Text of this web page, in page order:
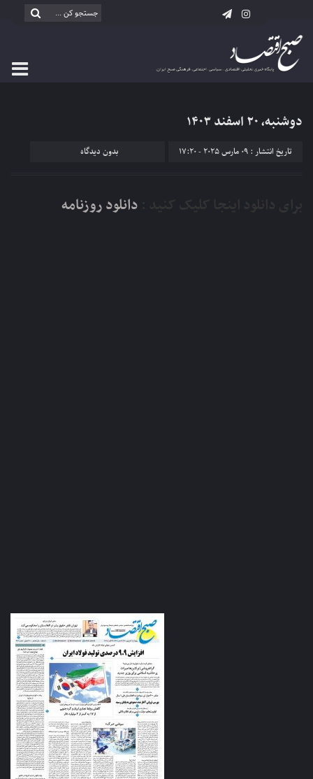
دوشنبه، ۲۰ اسفند ۱۴۰۳
تاریخ انتشار : 09 مارس 2025 - 17:20 بدون دیدگاه
دانلود روزنامه